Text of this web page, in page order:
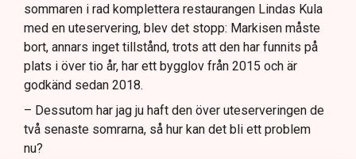
sommaren i rad komplettera restaurangen Lindas Kula
med en uteservering, blev det stopp: Markisen måste
bort, annars inget tillstånd, trots att den har funnits på
plats i över tio år, har ett bygglov från 2015 och är
godkänd sedan 2018.
– Dessutom har jag ju haft den över uteserveringen de
två senaste somrarna, så hur kan det bli ett problem
nu?